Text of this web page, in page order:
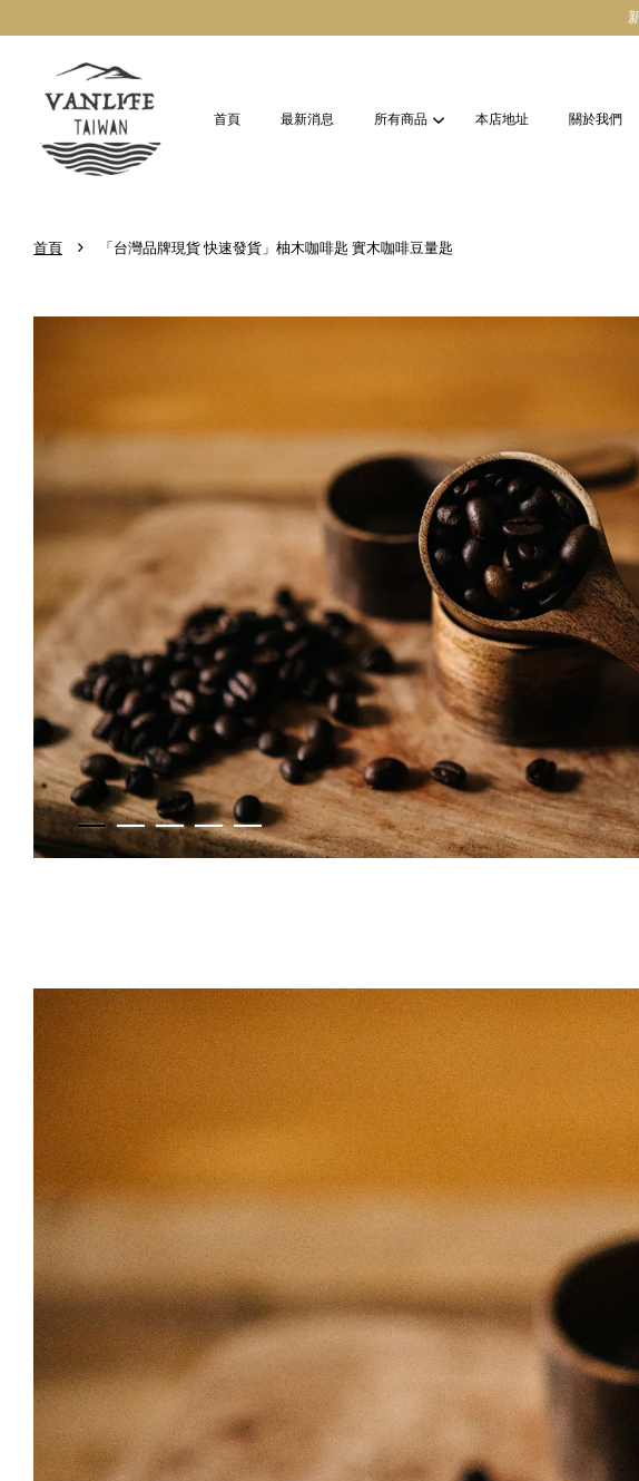
首頁 最新消息 所有商品 本店地址 關於我們
首頁 › 「台灣品牌現貨 快速發貨」柚木咖啡匙 實木咖啡豆量匙